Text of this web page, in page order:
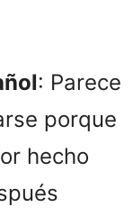
: Parece
porque
hecho